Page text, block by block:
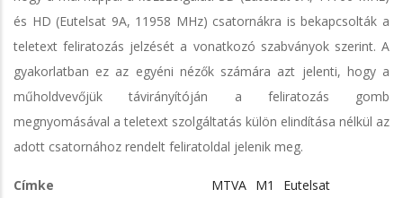
és HD (Eutelsat 9A, 11958 MHz) csatornákra is bekapcsolták a
teletext feliratozás jelzését a vonatkozó szabványok szerint. A
gyakorlatban ez az egyéni nézők számára azt jelenti, hogy a
műholdvevőjük távirányítóján a feliratozás gomb
megnyomásával a teletext szolgáltatás külön elindítása nélkül az
adott csatornához rendelt feliratoldal jelenik meg.
Címke MTVA M1 Eutelsat